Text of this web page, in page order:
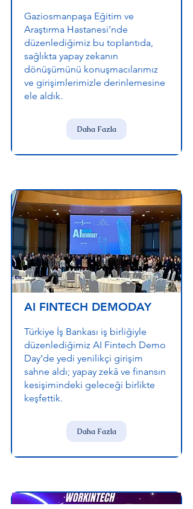
Gaziosmanpaşa Eğitim ve
Araştırma Hastanesi’nde
düzenlediğimiz bu toplantıda,
sağlıkta yapay zekanın
dönüşümünü konuşmacılarımız
ve girişimlerimizle derinlemesine
ele aldık.
Daha Fazla
AI FINTECH DEMODAY
Türkiye İş Bankası iş birliğiyle
düzenlediğimiz AI Fintech Demo
Day’de yedi yenilikçi girişim
sahne aldı; yapay zekâ ve finansın
kesişimindeki geleceği birlikte
keşfettik.
Daha Fazla